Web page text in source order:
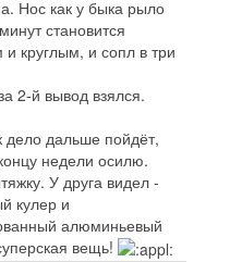
Нос как у быка рыло
становится
и круглым, и сопл в три
2-й вывод взялся.
дело дальше пойдёт,
недели осилю.
У друга видел -
кулер и
алюминьевый
вещь!